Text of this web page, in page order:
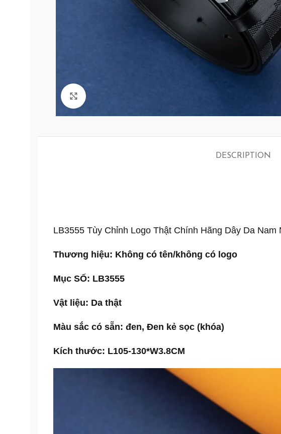
DESCRIPTION
LB3555 Tùy Chỉnh Logo Thật Chính Hãng Dây Da
Thương hiệu: Không có tên/không có logo
Mục SỐ: LB3555
Vật liệu: Da thật
Màu sắc có sẵn: đen, Đen kẻ sọc (khóa)
Kích thước: L105-130*W3.8CM